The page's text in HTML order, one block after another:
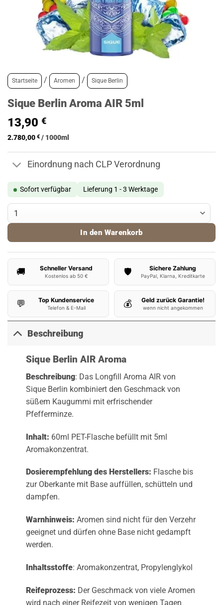
Startseite / Aromen / Sique Berlin
Sique Berlin Aroma AIR 5ml
13,90 €
2.780,00 € / 1000ml
Einordnung nach CLP Verordnung
Sofort verfügbar Lieferung 1 - 3 Werktage
Sique Berlin Aroma AIR 5ml Menge
In den Warenkorb
🚚 Schneller Versand
Kostenlos ab 50 € 🛡️ Sichere Zahlung
PayPal, Klarna, Kreditkarte
💬 Top Kundenservice
Telefon & E-Mail 💰 Geld zurück Garantie!
wenn nicht angekommen
Beschreibung
Sique Berlin AIR Aroma
Beschreibung: Das Longfill Aroma AIR von
Sique Berlin kombiniert den Geschmack von
süßem Kaugummi mit erfrischender
Pfefferminze.
Inhalt: 60ml PET-Flasche befüllt mit 5ml
Aromakonzentrat.
Dosierempfehlung des Herstellers: Flasche bis
zur Oberkante mit Base auffüllen, schütteln und
dampfen.
Warnhinweis: Aromen sind nicht für den Verzehr
geeignet und dürfen ohne Base nicht gedampft
werden.
Inhaltsstoffe: Aromakonzentrat, Propylenglykol
Reifeprozess: Der Geschmack von viele Aromen
wird nach einer Reifezeit von wenigen Tagen